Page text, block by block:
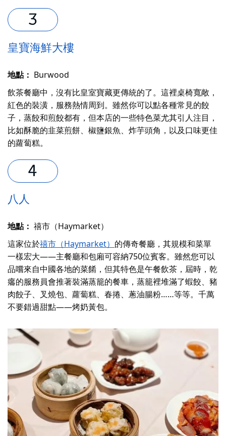
皇寶海鮮大樓
地點： Burwood
飲茶餐廳中，沒有比皇室寶藏更傳統的了。這裡桌椅寬敞，
紅色的裝潢，服務熱情周到。雖然你可以點各種常見的餃
子，蒸餃和煎餃都有，但本店的一些特色菜尤其引人注目，
比如酥脆的韭菜煎餅、椒鹽銀魚、炸芋頭角，以及口味更佳
的蘿蔔糕。
八人
地點： 禧市（Haymarket）
這家位於禧市（Haymarket） 的傳奇餐廳，其規模和菜單
一樣宏大——主餐廳和包廂可容納750位賓客。雖然您可以
品嚐來自中國各地的菜餚，但其特色是午餐飲茶，屆時，乾
癟的服務員會推著裝滿蒸籠的餐車，蒸籠裡堆滿了蝦餃、豬
肉餃子、叉燒包、蘿蔔糕、春捲、蔥油腸粉……等等。千萬
不要錯過甜點——烤奶黃包。